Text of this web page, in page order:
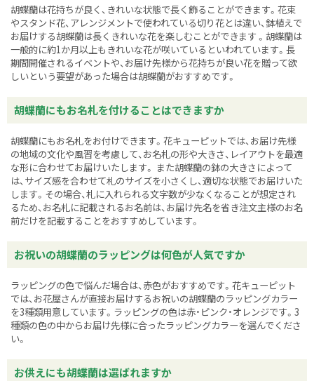
胡蝶蘭は花持ちが良く、きれいな状態で長く飾ることができます。花束
やスタンド花、アレンジメントで使われている切り花とは違い、鉢植えで
お届けする胡蝶蘭は長くきれいな花を楽しむことができます 。胡蝶蘭は
一般的に約1か月以上もきれいな花が咲いているといわれています。長
期間開催されるイベントや、お届け先様から花持ちが良い花を贈って欲
しいという要望があった場合は胡蝶蘭がおすすめです。
胡蝶蘭にもお名札を付けることはできますか
胡蝶蘭にもお名札をお付けできます。花キューピットでは、お届け先様
の地域の文化や風習を考慮して、お名札の形や大きさ、レイアウトを最適
な形に合わせてお届けいたします。 また胡蝶蘭の鉢の大きさによって
は、サイズ感を合わせて札のサイズを小さくし、適切な状態でお届けいた
します。その場合、札に入れられる文字数が少なくなることが想定され
るため、お名札に記載されるお名前は、お届け先名を省き注文主様のお名
前だけを記載することをおすすめしています。
お祝いの胡蝶蘭のラッピングは何色が人気ですか
ラッピングの色で悩んだ場合は、赤色がおすすめです。花キューピット
では、お花屋さんが直接お届けするお祝いの胡蝶蘭のラッピングカラー
を3種類用意しています。ラッピングの色は赤・ピンク・オレンジです。3
種類の色の中からお届け先様に合ったラッピングカラーを選んでくださ
い。
お供えにも胡蝶蘭は選ばれますか